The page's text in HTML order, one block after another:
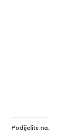
Podijelite na: